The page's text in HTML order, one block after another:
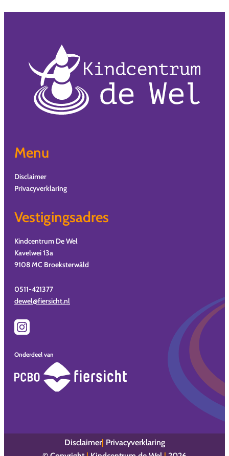
Menu
Disclaimer
Privacyverklaring
Vestigingsadres
Kindcentrum De Wel
Kavelwei 13a
9108 MC Broeksterwâld
0511-421377
dewel@fiersicht.nl
Onderdeel van
Disclaimer Privacyverklaring